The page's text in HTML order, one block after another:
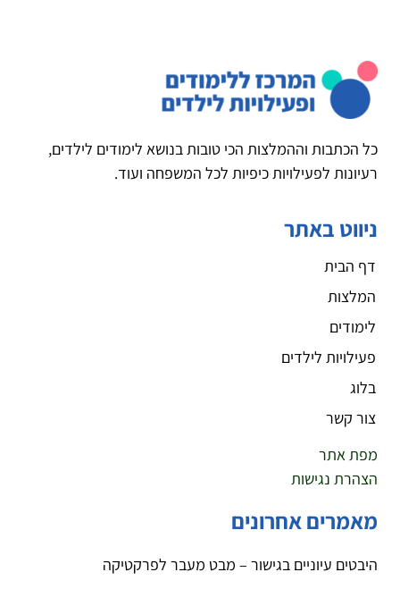
כל הכתבות וההמלצות הכי טובות בנושא לימודים לילדים,
רעיונות לפעילויות כיפיות לכל המשפחה ועוד.
ניווט באתר
דף הבית
המלצות
לימודים
פעילויות לילדים
בלוג
צור קשר
מפת אתר
הצהרת נגישות
מאמרים אחרונים
היבטים עיוניים בגישור – מבט מעבר לפרקטיקה